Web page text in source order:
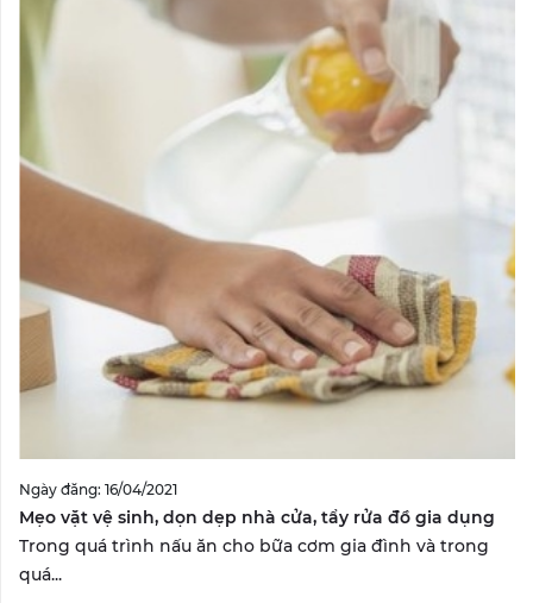
Ngày đăng: 16/04/2021
Mẹo vặt vệ sinh, dọn dẹp nhà cửa, tẩy rửa đồ gia dụng
Trong quá trình nấu ăn cho bữa cơm gia đình và trong
quá...